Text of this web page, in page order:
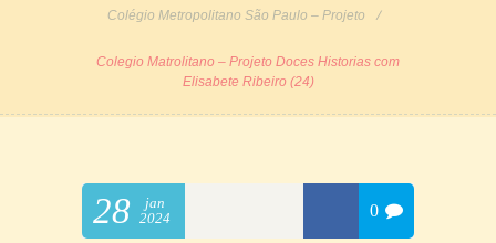
Colégio Metropolitano São Paulo – Projeto
Colegio Matrolitano – Projeto Doces Historias com
Elisabete Ribeiro (24)
28
jan
2024
0